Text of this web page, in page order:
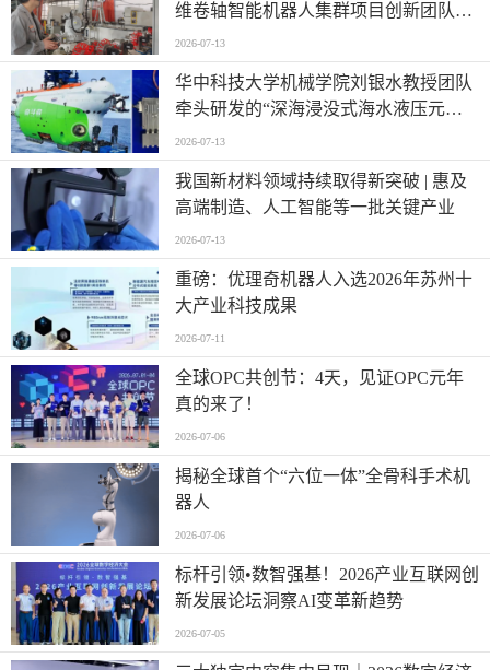
维卷轴智能机器人集群项目创新团队
——迈向“智造”新高度
2026-07-13
华中科技大学机械学院刘银水教授团队
牵头研发的“深海浸没式海水液压元件
关键技术及应用”荣获国家技术发明奖
二等奖
2026-07-13
我国新材料领域持续取得新突破 | 惠及
高端制造、人工智能等一批关键产业
2026-07-13
重磅：优理奇机器人入选2026年苏州十
大产业科技成果
2026-07-11
全球OPC共创节：4天，见证OPC元年
真的来了！
2026-07-06
揭秘全球首个“六位一体”全骨科手术机
器人
2026-07-06
标杆引领•数智强基！2026产业互联网创
新发展论坛洞察AI变革新趋势
2026-07-05